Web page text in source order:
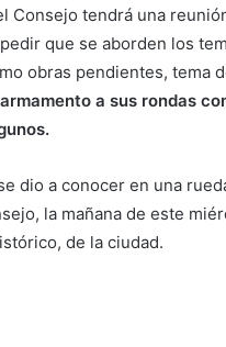
Consejo tendrá una
que se aborden los
obras pendientes, tema
a sus rondas
dio a conocer en una
la mañana de este
de la ciudad.